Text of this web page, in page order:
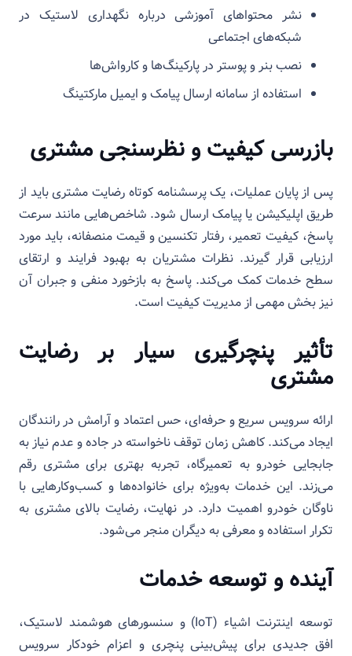
نشر محتواهای آموزشی درباره نگهداری لاستیک در
شبکه‌های اجتماعی
نصب بنر و پوستر در پارکینگ‌ها و کارواش‌ها
استفاده از سامانه ارسال پیامک و ایمیل مارکتینگ
بازرسی کیفیت و نظرسنجی مشتری
پس از پایان عملیات، یک پرسشنامه کوتاه رضایت مشتری باید از
طریق اپلیکیشن یا پیامک ارسال شود. شاخص‌هایی مانند سرعت
پاسخ، کیفیت تعمیر، رفتار تکنسین و قیمت منصفانه، باید مورد
ارزیابی قرار گیرند. نظرات مشتریان به بهبود فرایند و ارتقای
سطح خدمات کمک می‌کند. پاسخ به بازخورد منفی و جبران آن
نیز بخش مهمی از مدیریت کیفیت است.
تأثیر پنچرگیری سیار بر رضایت
مشتری
ارائه سرویس سریع و حرفه‌ای، حس اعتماد و آرامش در رانندگان
ایجاد می‌کند. کاهش زمان توقف ناخواسته در جاده و عدم نیاز به
جابجایی خودرو به تعمیرگاه، تجربه بهتری برای مشتری رقم
می‌زند. این خدمات به‌ویژه برای خانواده‌ها و کسب‌وکارهایی با
ناوگان خودرو اهمیت دارد. در نهایت، رضایت بالای مشتری به
تکرار استفاده و معرفی به دیگران منجر می‌شود.
آینده و توسعه خدمات
توسعه اینترنت اشیاء (IoT) و سنسورهای هوشمند لاستیک،
افق جدیدی برای پیش‌بینی پنچری و اعزام خودکار سرویس